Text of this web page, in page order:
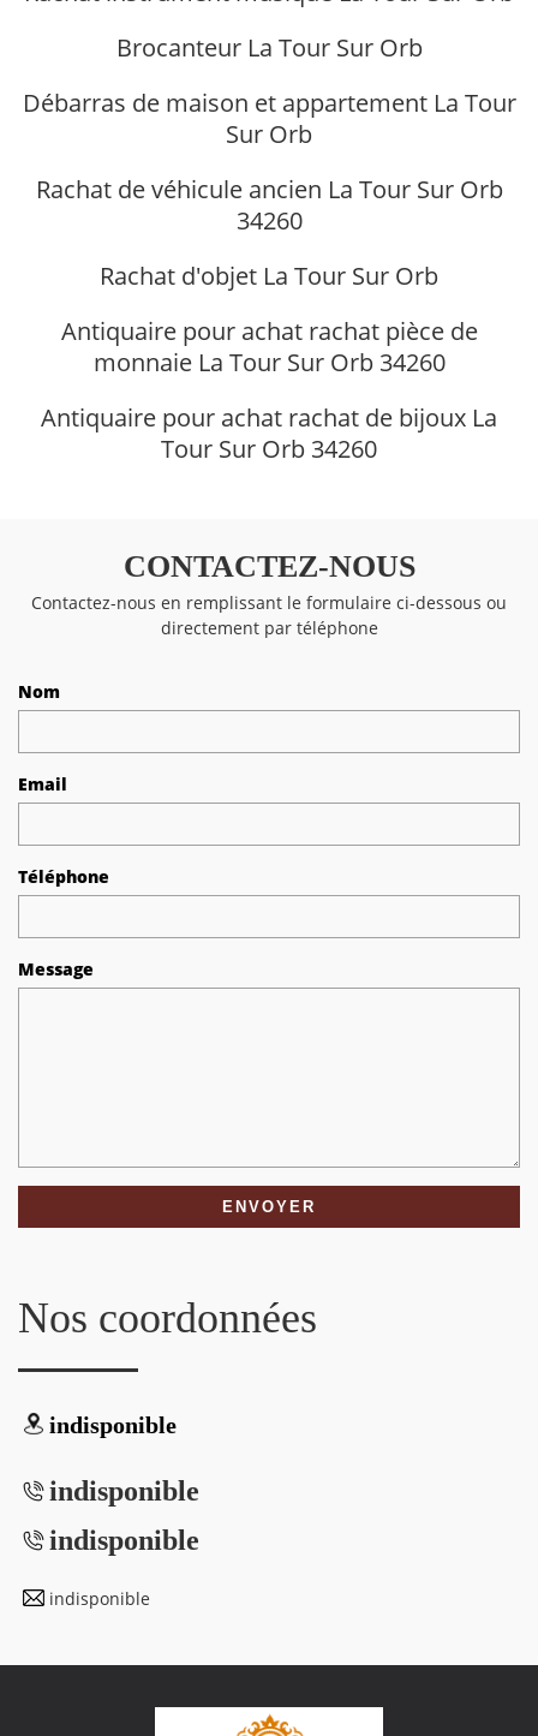
Brocanteur La Tour Sur Orb
Débarras de maison et appartement La Tour
Sur Orb
Rachat de véhicule ancien La Tour Sur Orb
34260
Rachat d'objet La Tour Sur Orb
Antiquaire pour achat rachat pièce de
monnaie La Tour Sur Orb 34260
Antiquaire pour achat rachat de bijoux La
Tour Sur Orb 34260
CONTACTEZ-NOUS
Contactez-nous en remplissant le formulaire ci-dessous ou
directement par téléphone
Nom
Email
Téléphone
Message
Nos coordonnées
indisponible
indisponible
indisponible
indisponible